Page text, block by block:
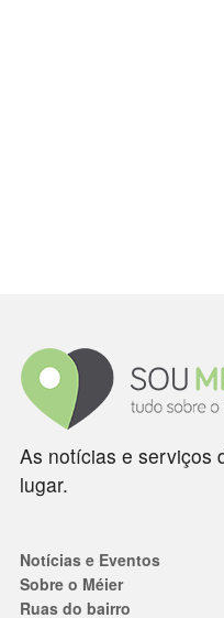
As notícias e serviços
lugar.
Notícias e Eventos
Sobre o Méier
Ruas do bairro